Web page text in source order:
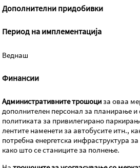
Дополнителни придобивки
Период на имплементација
Веднаш
Финансии
Административните трошоциза оваа
дополнителен персонал за планирање и
политиката за привилегирано
лентите наменети за автобусите итн.,
потребна енергетска инфраструктура
како што се станиците за полнење.